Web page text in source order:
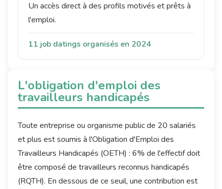
Un accès direct à des profils motivés et prêts à
l'emploi.
11 job datings organisés en 2024
L'obligation d'emploi des
travailleurs handicapés
Toute entreprise ou organisme public de 20 salariés
et plus est soumis à l'Obligation d'Emploi des
Travailleurs Handicapés (OETH) : 6% de l'effectif doit
être composé de travailleurs reconnus handicapés
(RQTH). En dessous de ce seuil, une contribution est